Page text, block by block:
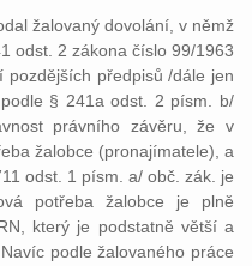
žalovaný dovolání, v němž
odst. 2 zákona číslo 99/1963
pozdějších předpisů /dále jen
podle § 241a odst. 2 písm. b/
právního závěru, že v
žalobce (pronajímatele), a
odst. 1 písm. a/ obč. zák. je
potřeba žalobce je plně
který je podstatně větší a
podle žalovaného práce